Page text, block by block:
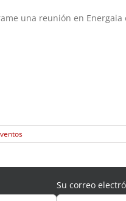
una reunión en Energaia
Su correo